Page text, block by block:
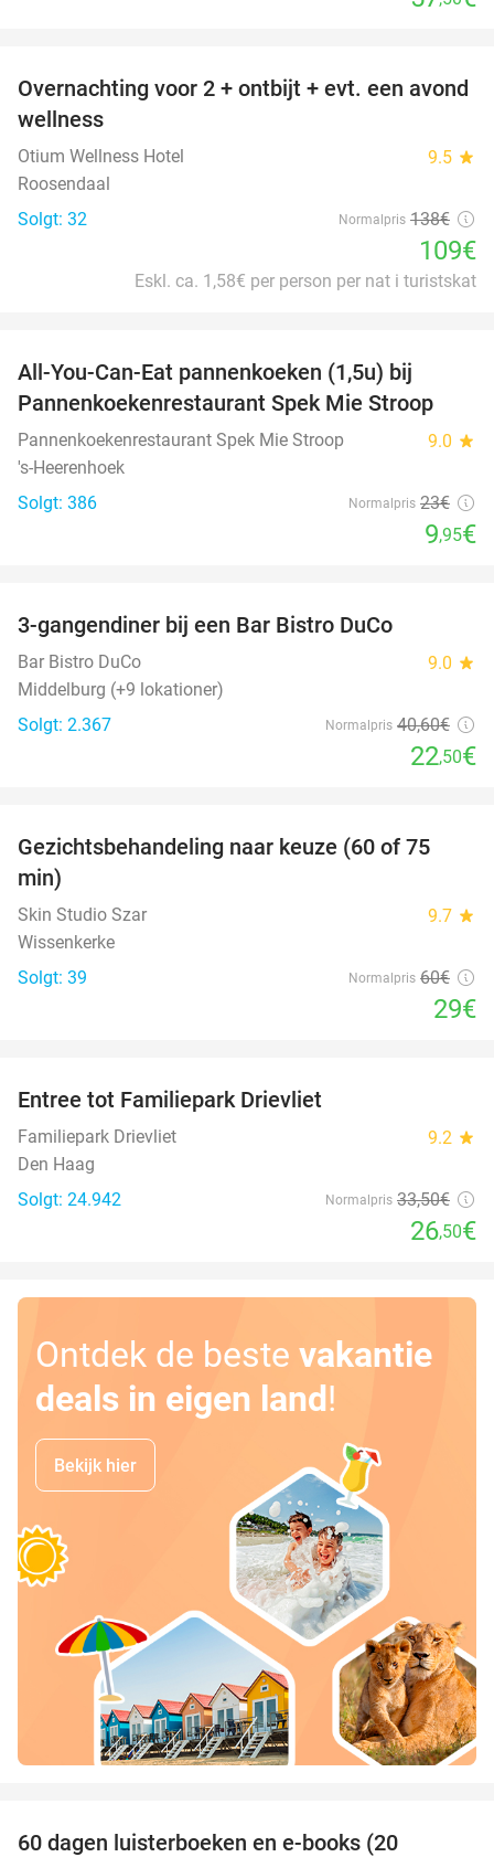
21%
Overnachting voor 2 + ontbijt + evt. een avond
wellness
Otium Wellness Hotel 9.5 star
Roosendaal
Solgt: 32
Normalpris 138€
109€
Eskl. ca. 1,58€ per person per nat i turistskat
All-You-Can-Eat pannenkoeken (1,5u) bij
Pannenkoekenrestaurant Spek Mie Stroop
Pannenkoekenrestaurant Spek Mie Stroop 9.0 star
's-Heerenhoek
Solgt: 386
Normalpris 23€
9,95€
3-gangendiner bij een Bar Bistro DuCo
Bar Bistro DuCo 9.0 star
Middelburg (+9 lokationer)
Solgt: 2.367
Normalpris 40,60€
22,50€
52%
Gezichtsbehandeling naar keuze (60 of 75
min)
Skin Studio Szar 9.7 star
Wissenkerke
Solgt: 39
Normalpris 60€
29€
Entree tot Familiepark Drievliet
Familiepark Drievliet 9.2 star
Den Haag
Solgt: 24.942
Normalpris 33,50€
26,50€
Ontdek de beste vakantie
deals in eigen land!
Bekijk hier
60 dagen luisterboeken en e-books (20